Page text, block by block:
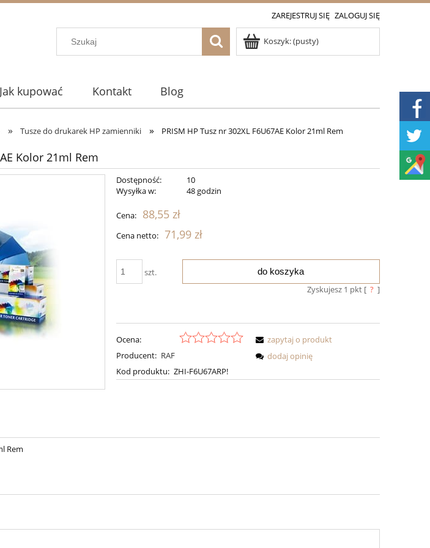
ZAREJESTRUJ SIĘ ZALOGUJ SIĘ
Koszyk:(pusty)
Jak kupować Kontakt Blog
» Tusze do drukarek HP zamienniki » PRISM HP Tusz nr 302XL F6U67AE Kolor 21ml Rem
Kolor 21ml Rem
Dostępność:
10
Wysyłka w:
48 godzin
Cena: 88,55 zł
Cena netto: 71,99 zł
szt. do koszyka
Zyskujesz 1 pkt [ ? ]
Ocena:
Producent: RAF
Kod produktu: ZHI-F6U67ARP!
zapytaj o produkt
dodaj opinię
Rem